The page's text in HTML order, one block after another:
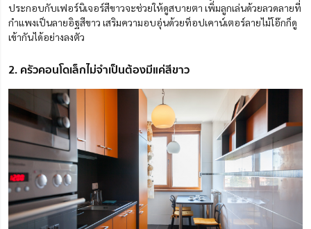
ประกอบกับเฟอร์นิเจอร์สีขาวจะช่วยให้ดูสบายตา เพิ่มลูกเล่นด้วยลวดลายที่
กำแพงเป็นลายอิฐสีขาว เสริมความอบอุ่นด้วยท็อปเคาน์เตอร์ลายไม้โอ๊กก็ดู
เข้ากันได้อย่างลงตัว
2. ครัวคอนโดเล็กไม่จำเป็นต้องมีแค่สีขาว